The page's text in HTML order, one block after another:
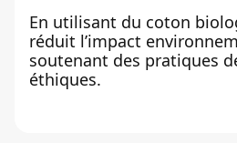
En utilisant du coton
réduit l’impact
soutenant des pratiques
éthiques.